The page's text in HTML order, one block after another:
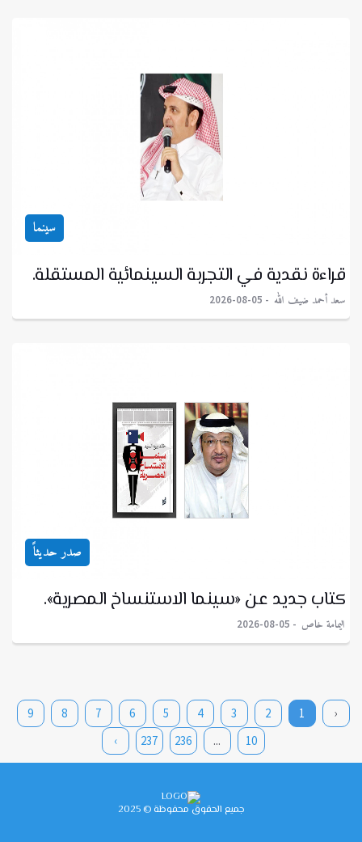
سينما
قراءة نقدية في التجربة السينمائية المستقلة.
سعد أحمد ضيف الله 2026-08-05
صدر حديثاً
كتاب جديد عن «سينما الاستنساخ المصرية».
اليمامة خاص 2026-08-05
‹
1
2
3
4
5
6
7
8
9
10
...
236
237
›
جميع الحقوق محفوظة © 2025